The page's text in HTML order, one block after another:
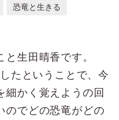
恐竜と生きる
生田晴香です。
たということで、今
細かく覚えようの回
のでどの恐竜がどの